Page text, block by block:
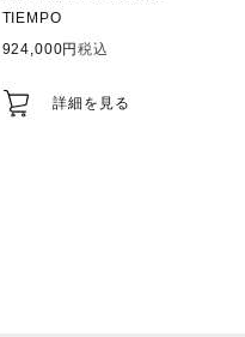
TIEMPO
924,000
税込
詳細を見る